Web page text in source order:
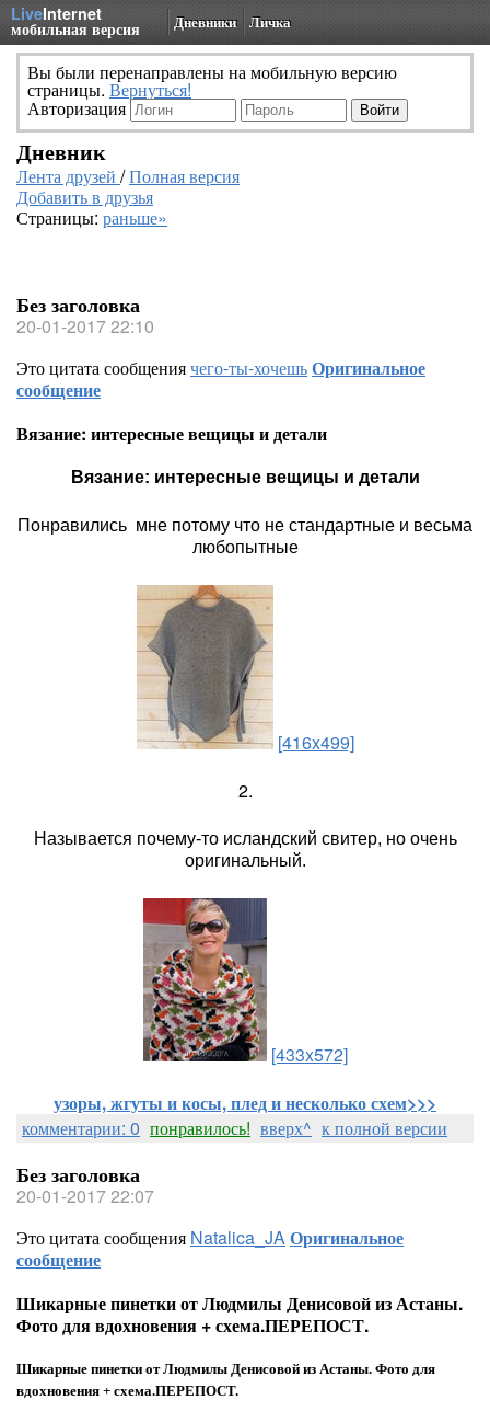
LiveInternet
мобильная версия Дневники Личка
Вы были перенаправлены на мобильную версию
страницы. Вернуться!
Авторизация
Дневник
Лента друзей /Полная версия
Добавить в друзья
Страницы: раньше»
Без заголовка
20-01-2017 22:10
Это цитата сообщениячего-ты-хочешьОригинальное
сообщение
Вязание: интересные вещицы и детали
Вязание: интересные вещицы и детали
Понравились мне потому что не стандартные и весьма
любопытные
[416x499]
2.
Называется почему-то исландский свитер, но очень
оригинальный.
[433x572]
узоры, жгуты и косы, плед и несколько схем>>>
комментарии: 0 понравилось! вверх^ к полной версии
Без заголовка
20-01-2017 22:07
Это цитата сообщения Natalica_JAОригинальное
сообщение
Шикарные пинетки от Людмилы Денисовой из Астаны.
Фото для вдохновения + схема.ПЕРЕПОСТ.
Шикарные пинетки от Людмилы Денисовой из Астаны. Фото для
вдохновения + схема.ПЕРЕПОСТ.